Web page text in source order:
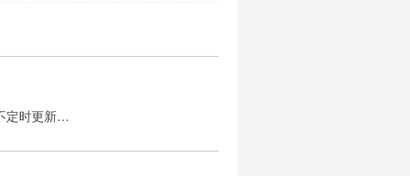
定时更新…